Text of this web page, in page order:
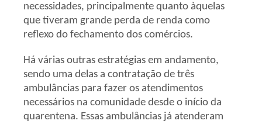
necessidades, principalmente quanto àquelas
que tiveram grande perda de renda como
reflexo do fechamento dos comércios.
Há várias outras estratégias em andamento,
sendo uma delas a contratação de três
ambulâncias para fazer os atendimentos
necessários na comunidade desde o início da
quarentena. Essas ambulâncias já atenderam